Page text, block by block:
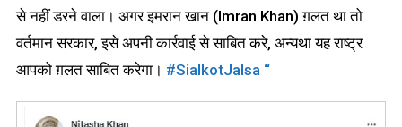
से नहीं डरने वाला। अगर इमरान खान (Imran Khan) ग़लत था तो
वर्तमान सरकार, इसे अपनी कार्रवाई से साबित करे, अन्यथा यह राष्ट्र
आपको ग़लत साबित करेगा। #SialkotJalsa “